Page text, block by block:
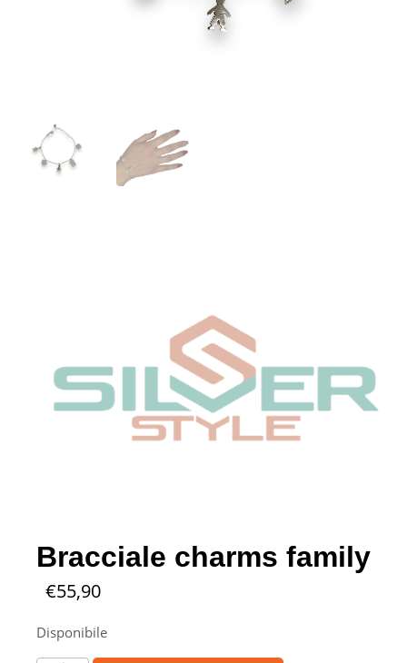
Bracciale charms family
€55,90
Disponibile